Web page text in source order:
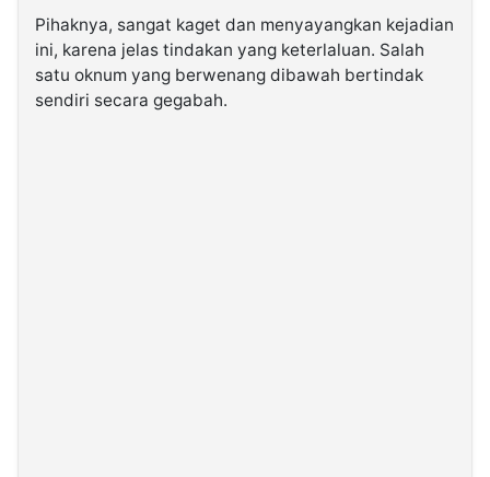
Pihaknya, sangat kaget dan menyayangkan kejadian
ini, karena jelas tindakan yang keterlaluan. Salah
satu oknum yang berwenang dibawah bertindak
sendiri secara gegabah.